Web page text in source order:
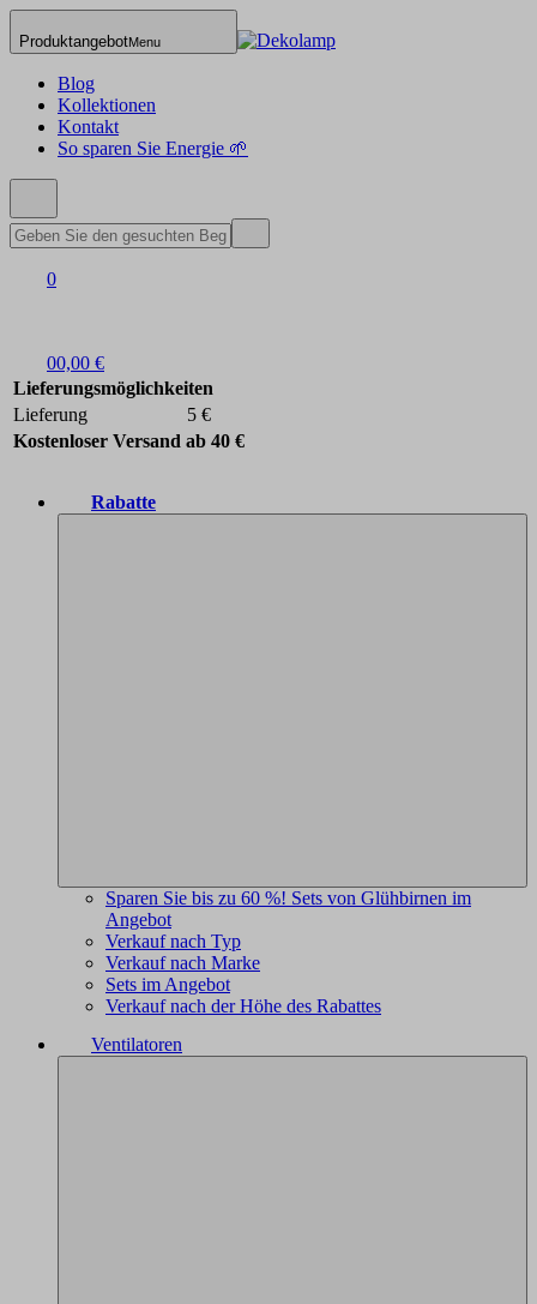
ProduktangebotMenu
Blog
Kollektionen
Kontakt
So sparen Sie Energie 🌱
0
00,00 €
Lieferungsmöglichkeiten
Lieferung
5 €
Kostenloser Versand ab 40 €
Rabatte
Sparen Sie bis zu 60 %! Sets von Glühbirnen im
Angebot
Verkauf nach Typ
Verkauf nach Marke
Sets im Angebot
Verkauf nach der Höhe des Rabattes
Ventilatoren